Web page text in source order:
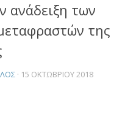
ανάδειξη των
της
· 15 ΟΚΤΩΒΡΊΟΥ 2018